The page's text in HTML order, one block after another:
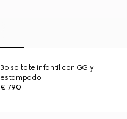
Bolso tote infantil con GG y
estampado
€ 790